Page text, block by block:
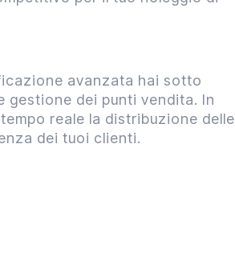
avanzata hai sotto
dei punti vendita. In
reale la distribuzione delle
dei tuoi clienti.